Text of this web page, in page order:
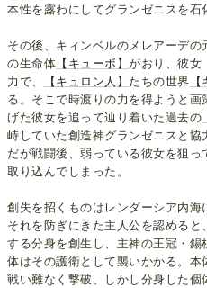
本性を露わにしてグランゼニスを石
その後、キィンベルのメレアーデ
の生命体 【キューボ】がおり、彼女
力で、
【キュロン人】 たちの世界
る。そこで時渡りの力を得ようと
げた彼女を追って辿り着いた過去の
峙していた創造神グランゼニスと協
だが戦闘後、弱っている彼女を狙
取り込んでしまった。
創失を招くものはレンダーシア内海
それを防ぎにきた主人公を認める
する分身を創生し、主神の王冠・
体はその護衛として襲いかかる。本
戦い難なく撃破、しかし分身した個